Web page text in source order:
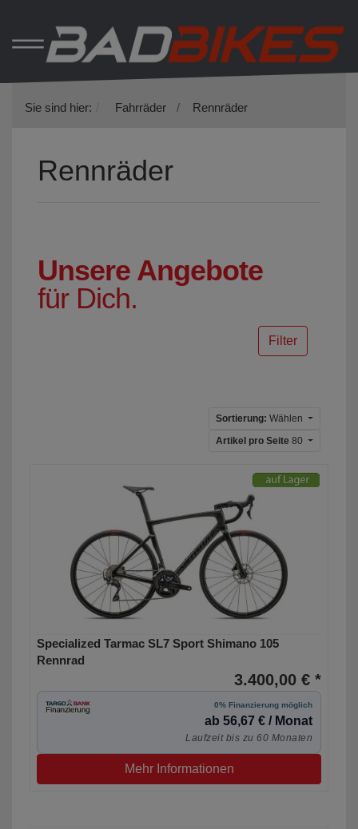
Sie sind hier: Fahrräder Rennräder
Rennräder
Unsere Angebote
für Dich.
Filter
Sortierung: Wählen
Artikel pro Seite 80
Specialized Tarmac SL7 Sport Shimano 105
Rennrad
3.400,00 € *
0% Finanzierung möglich
ab 56,67 € / Monat
Laufzeit bis zu 60 Monaten
Mehr Informationen